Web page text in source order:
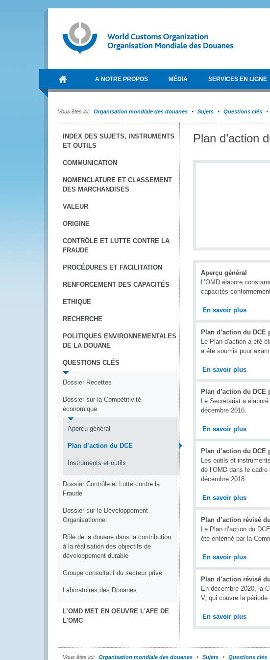
A NOTRE PROPOS MÉDIA SERVICES EN LIGNE
Vous êtes ici: Organisation mondiale des douanes Sujets Questions clés
INDEX DES SUJETS, INSTRUMENTS
ET OUTILS
COMMUNICATION
NOMENCLATURE ET CLASSEMENT
DES MARCHANDISES
VALEUR
ORIGINE
CONTRÔLE ET LUTTE CONTRE LA
FRAUDE
PROCÉDURES ET FACILITATION
RENFORCEMENT DES CAPACITÉS
ETHIQUE
RECHERCHE
POLITIQUES ENVIRONNEMENTALES
DE LA DOUANE
QUESTIONS CLÉS
Dossier Recettes
Dossier sur la Compétitivité
économique
Aperçu général
Plan d’action du DCE
Instruments et outils
Dossier Contrôle et Lutte contre la
Fraude
Dossier sur le Développement
Organisationnel
Rôle de la douane dans la contribution
à la réalisation des objectifs de
développement durable
Groupe consultatif du secteur privé
Laboratoires des Douanes
L’OMD MET EN OEUVRE L'AFE DE
L'OMC
Plan d’action
Aperçu général
L’OMD élabore
capacités
En savoir plus
Plan d’action du DCE
Le Plan d'action a été
a été soumis pour
En savoir plus
Plan d’action du DCE
Le Secrétariat a
décembre 2016.
En savoir plus
Plan d’action du DCE
Les outils et
de l’OMD dans le
décembre 2018
En savoir plus
Plan d’action révisé
Le Plan d’action du
été entériné par la
En savoir plus
Plan d’action révisé
En décembre 2020, la
V, qui couvre la
En savoir plus
Vous êtes ici: Organisation mondiale des douanes Sujets Questions clés